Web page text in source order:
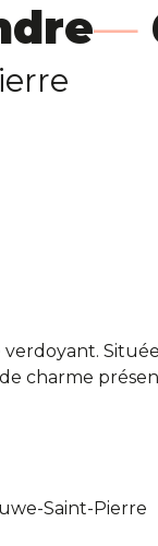
verdoyant.
charme
Saint-Pierre